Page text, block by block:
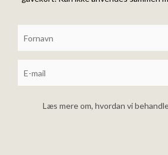
Læs mere om, hvordan vi